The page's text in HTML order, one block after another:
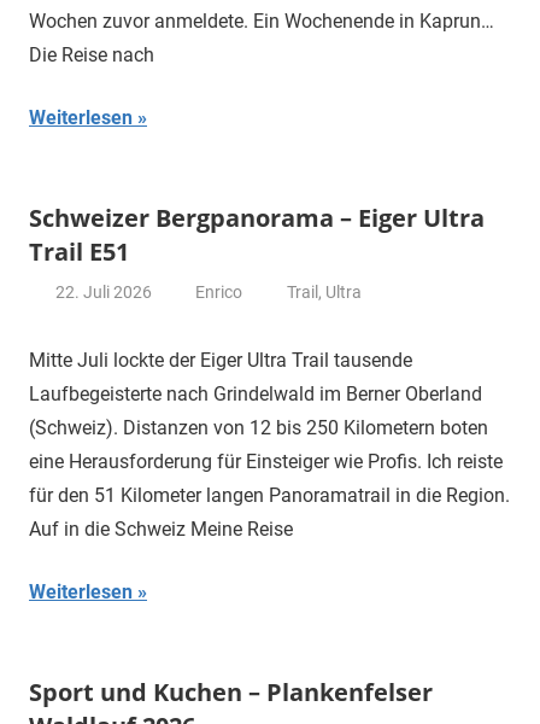
Wochen zuvor anmeldete. Ein Wochenende in Kaprun…
Die Reise nach
Weiterlesen
Schweizer Bergpanorama – Eiger Ultra
Trail E51
22. Juli 2026 Enrico Trail , Ultra
Mitte Juli lockte der Eiger Ultra Trail tausende
Laufbegeisterte nach Grindelwald im Berner Oberland
(Schweiz). Distanzen von 12 bis 250 Kilometern boten
eine Herausforderung für Einsteiger wie Profis. Ich reiste
für den 51 Kilometer langen Panoramatrail in die Region.
Auf in die Schweiz Meine Reise
Weiterlesen
Sport und Kuchen – Plankenfelser